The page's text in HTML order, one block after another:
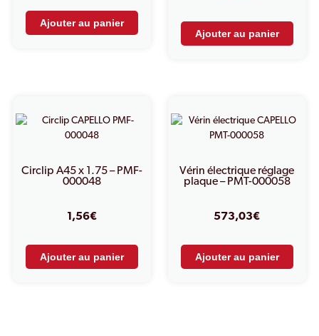
Ajouter au panier
Ajouter au panier
Circlip A45 x 1.75 – PMF-
000048
1,56€
Ajouter au panier
Vérin électrique réglage
plaque – PMT-000058
573,03€
Ajouter au panier